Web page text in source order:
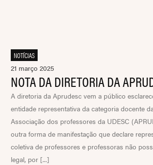
NOTÍCIAS
21 março 2025
NOTA DA DIRETORIA DA
A diretoria da Aprudesc vem a público
entidade representativa da categoria docente
Associação dos professores da UDESC
outra forma de manifestação que declare
coletiva de professores e professoras não
legal, por [...]